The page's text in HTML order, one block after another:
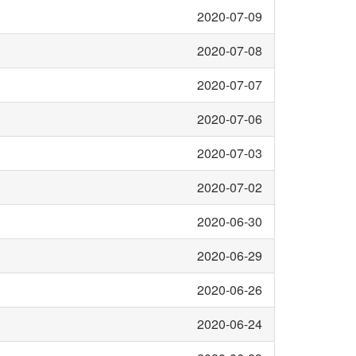
2020-07-09
2020-07-08
2020-07-07
2020-07-06
2020-07-03
2020-07-02
2020-06-30
2020-06-29
2020-06-26
2020-06-24